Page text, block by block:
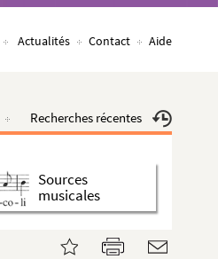
Actualités Contact Aide
Recherches récentes
Sources
musicales